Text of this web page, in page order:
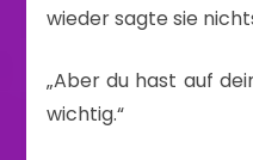
wieder sagte sie
„Aber du hast auf
wichtig.“